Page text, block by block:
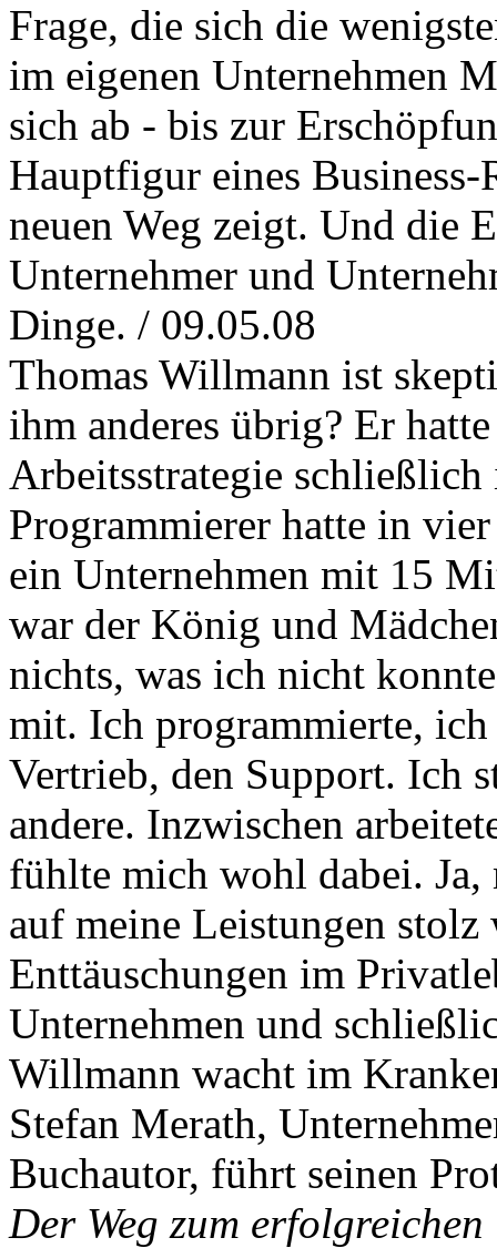
Frage, die sich die
im eigenen Unternehmen
sich ab - bis zur
Hauptfigur eines Business-
neuen Weg zeigt. Und die
Unternehmer und
Dinge. / 09.05.08
Thomas Willmann ist
ihm anderes übrig? Er
Arbeitsstrategie
Programmierer hatte in
ein Unternehmen mit 15
war der König und
nichts, was ich nicht
mit. Ich programmierte,
Vertrieb, den Support. Ich
andere. Inzwischen
fühlte mich wohl dabei. Ja,
auf meine Leistungen
Enttäuschungen im
Unternehmen und
Willmann wacht im
Stefan Merath,
Buchautor, führt seinen
Der Weg zum